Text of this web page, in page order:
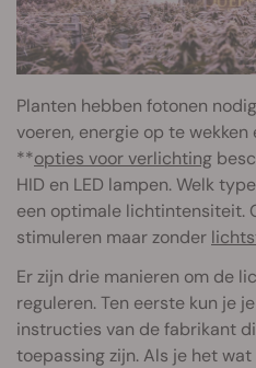
Planten hebben fotonen
voeren, energie op te wekken
**opties voor verlichting
HID en LED lampen. Welk
een optimale lichtintensiteit.
stimuleren maar zonder
Er zijn drie manieren om de
reguleren. Ten eerste kun je
instructies van de fabrikant
toepassing zijn. Als je het